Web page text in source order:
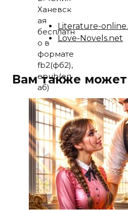
Literature-
Love-Novels.net
Вам также может